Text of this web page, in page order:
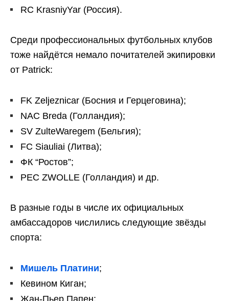
RC KrasniyYar (Россия).
Среди профессиональных футбольных клубов
тоже найдётся немало почитателей экипировки
от Patrick:
FK Zeljeznicar (Босния и Герцеговина);
NAC Breda (Голландия);
SV ZulteWaregem (Бельгия);
FC Siauliai (Литва);
ФК “Ростов”;
PEC ZWOLLE (Голландия) и др.
В разные годы в числе их официальных
амбассадоров числились следующие звёзды
спорта:
Мишель Платини;
Кевином Киган;
Жан-Пьер Папен;